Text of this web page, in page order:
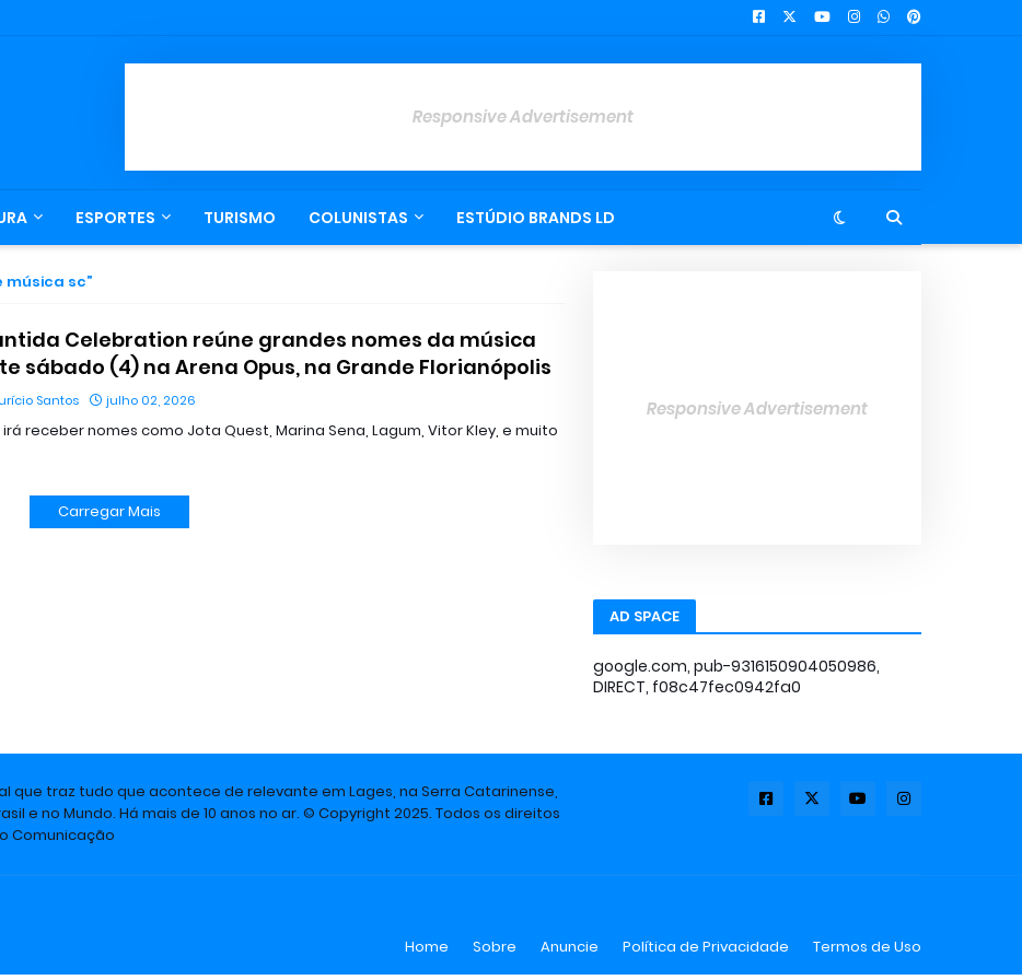
Responsive Advertisement
ESPORTES TURISMO COLUNISTAS ESTÚDIO BRANDS LD
música sc
Celebration reúne grandes nomes da música
sábado (4) na Arena Opus, na Grande Florianópolis
Santos julho 02, 2026
irá receber nomes como Jota Quest, Marina Sena, Lagum, Vitor Kley, e muito
Carregar Mais
Responsive Advertisement
AD SPACE
google.com, pub-9316150904050986,
DIRECT, f08c47fec0942fa0
que traz tudo que acontece de relevante em Lages, na Serra Catarinense,
e no Mundo. Há mais de 10 anos no ar. © Copyright 2025. Todos os direitos
Comunicação
Home Sobre Anuncie Política de Privacidade Termos de Uso